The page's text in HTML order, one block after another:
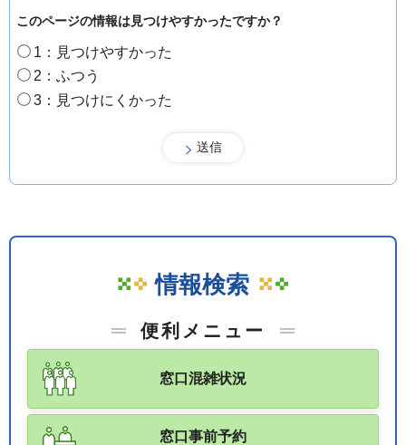
このページの情報は見つけやすかったですか？
1：見つけやすかった
2：ふつう
3：見つけにくかった
情報検索
便利メニュー
窓口混雑状況
窓口事前予約